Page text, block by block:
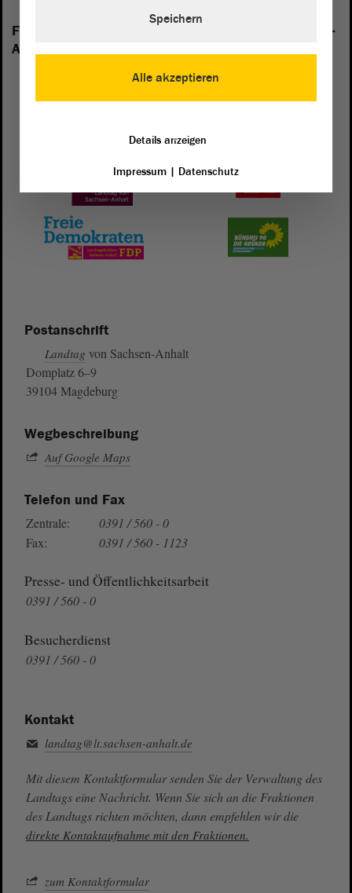
Folgende Fraktionen sind im Landtag von Sachsen-
Anhalt vertreten:
Postanschrift
Landtag von Sachsen-Anhalt
Domplatz 6–9
39104 Magdeburg
Wegbeschreibung
Auf Google Maps
Telefon und Fax
Zentrale:
0391 / 560 - 0
Fax:
0391 / 560 - 1123
Presse- und Öffentlichkeitsarbeit
0391 / 560 - 0
Besucherdienst
0391 / 560 - 0
Kontakt
landtag@lt.sachsen-anhalt.de
Mit diesem Kontaktformular senden Sie der Verwaltung des
Landtags eine Nachricht. Wenn Sie sich an die Fraktionen
des Landtags richten möchten, dann empfehlen wir die
direkte Kontaktaufnahme mit den Fraktionen.
zum Kontaktformular
Alle akzeptieren
Speichern
Details anzeigen
Impressum| Datenschutz